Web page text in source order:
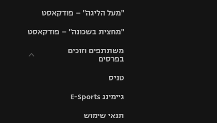
"מעל הליגה" – פודקאסט
"מחצית בשכונה" – פודקאסט
משתתפים וזוכים
בפרסים
וזוכים בפרסים
תקנון עבור פעילות
טניס
גיימינג E-Sports
תנאי שימוש